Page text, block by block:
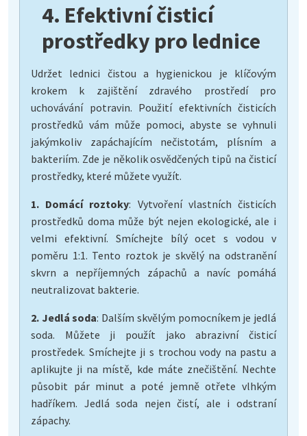
4. Efektivní čisticí
prostředky pro lednice
Udržet lednici čistou a hygienickou je klíčovým
krokem k zajištění zdravého prostředí pro
uchovávání potravin. Použití efektivních čisticích
prostředků vám může pomoci, abyste se vyhnuli
jakýmkoliv zapáchajícím nečistotám, plísním a
bakteriím. Zde je několik osvědčených tipů na čisticí
prostředky, které můžete využít.
1. Domácí roztoky: Vytvoření vlastních čisticích
prostředků doma může být nejen ekologické, ale i
velmi efektivní. Smíchejte bílý ocet s vodou v
poměru 1:1. Tento roztok je skvělý na odstranění
skvrn a nepříjemných zápachů a navíc pomáhá
neutralizovat bakterie.
2. Jedlá soda: Dalším skvělým pomocníkem je jedlá
soda. Můžete ji použít jako abrazivní čisticí
prostředek. Smíchejte ji s trochou vody na pastu a
aplikujte ji na místě, kde máte znečištění. Nechte
působit pár minut a poté jemně otřete vlhkým
hadříkem. Jedlá soda nejen čistí, ale i odstraní
zápachy.